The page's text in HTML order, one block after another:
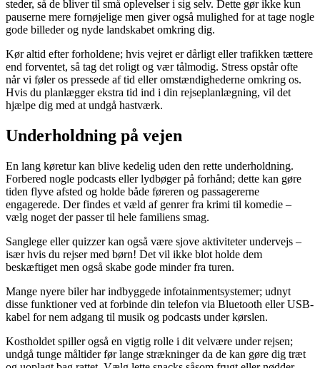
steder, så de bliver til små oplevelser i sig selv. Dette gør ikke kun
pauserne mere fornøjelige men giver også mulighed for at tage nogle
gode billeder og nyde landskabet omkring dig.
Kør altid efter forholdene; hvis vejret er dårligt eller trafikken tættere
end forventet, så tag det roligt og vær tålmodig. Stress opstår ofte
når vi føler os pressede af tid eller omstændighederne omkring os.
Hvis du planlægger ekstra tid ind i din rejseplanlægning, vil det
hjælpe dig med at undgå hastværk.
Underholdning på vejen
En lang køretur kan blive kedelig uden den rette underholdning.
Forbered nogle podcasts eller lydbøger på forhånd; dette kan gøre
tiden flyve afsted og holde både føreren og passagererne
engagerede. Der findes et væld af genrer fra krimi til komedie –
vælg noget der passer til hele familiens smag.
Sanglege eller quizzer kan også være sjove aktiviteter undervejs –
især hvis du rejser med børn! Det vil ikke blot holde dem
beskæftiget men også skabe gode minder fra turen.
Mange nyere biler har indbyggede infotainmentsystemer; udnyt
disse funktioner ved at forbinde din telefon via Bluetooth eller USB-
kabel for nem adgang til musik og podcasts under kørslen.
Kostholdet spiller også en vigtig rolle i dit velvære under rejsen;
undgå tunge måltider før lange strækninger da de kan gøre dig træt